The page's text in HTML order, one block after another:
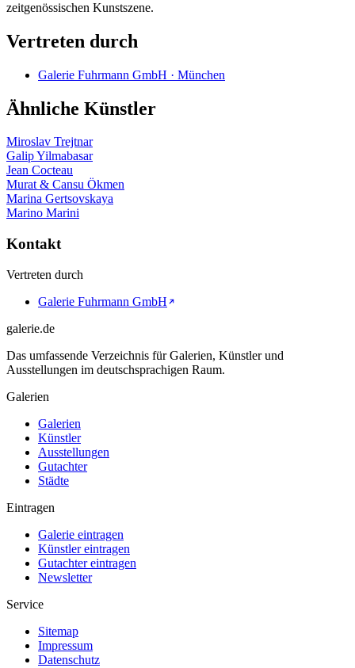
zeitgenössischen Kunstszene.
Vertreten durch
Galerie Fuhrmann GmbH · München
Ähnliche Künstler
Miroslav Trejtnar
Galip Yilmabasar
Jean Cocteau
Murat & Cansu Ökmen
Marina Gertsovskaya
Marino Marini
Kontakt
Vertreten durch
Galerie Fuhrmann GmbH
galerie.de
Das umfassende Verzeichnis für Galerien, Künstler und
Ausstellungen im deutschsprachigen Raum.
Galerien
Galerien
Künstler
Ausstellungen
Gutachter
Städte
Eintragen
Galerie eintragen
Künstler eintragen
Gutachter eintragen
Newsletter
Service
Sitemap
Impressum
Datenschutz